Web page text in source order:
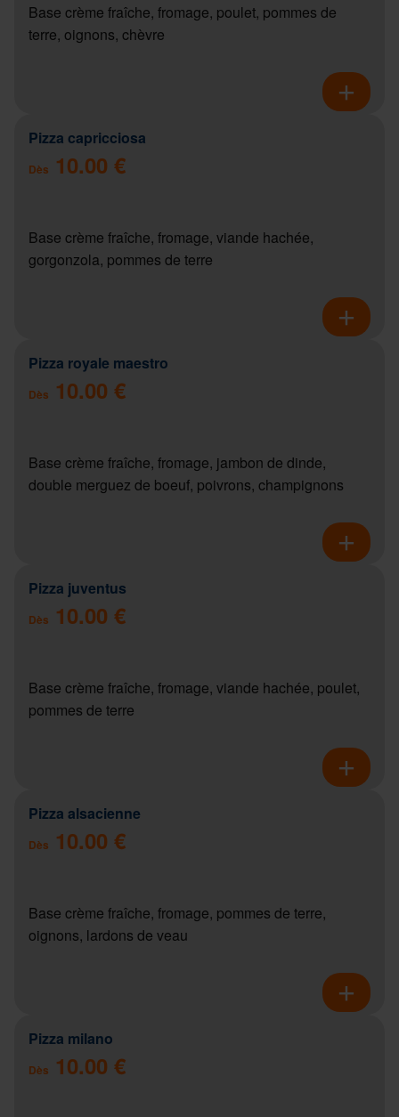
Base crème fraîche, fromage, poulet, pommes de
terre, oignons, chèvre
Pizza capricciosa
Dès 10.00 €
Base crème fraîche, fromage, viande hachée,
gorgonzola, pommes de terre
Pizza royale maestro
Dès 10.00 €
Base crème fraîche, fromage, jambon de dinde,
double merguez de boeuf, poivrons, champignons
Pizza juventus
Dès 10.00 €
Base crème fraîche, fromage, viande hachée, poulet,
pommes de terre
Pizza alsacienne
Dès 10.00 €
Base crème fraîche, fromage, pommes de terre,
oignons, lardons de veau
Pizza milano
Dès 10.00 €